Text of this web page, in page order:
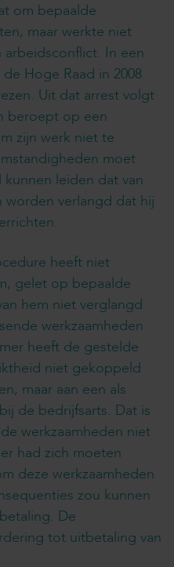
om bepaalde
maar werkte niet
arbeidsconflict. In een
Hoge Raad in 2008
Uit dat arrest volgt
beroept op een
zijn werk niet te
moet
leiden dat van
verlangd dat hij
heeft niet
gelet op bepaalde
hem niet verglangd
werkzaamheden
heeft de gestelde
niet gekoppeld
maar aan een als
de bedrijfsarts. Dat is
werkzaamheden niet
had zich moeten
deze werkzaamheden
zou kunnen
De
tot uitbetaling van